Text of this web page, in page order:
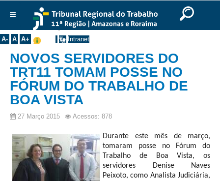
Ir para o rodapé
English
Português Español
A- A A+ Intranet
Institucional
Histórico
Presidência
Corregedoria
Composição
Desembargadores
Seções Especializadas
Turmas
Varas do Trabalho
Juízes Manaus
Você está aqui:Início >> Notícias
NOVOS SERVIDORES DO
TRT11 TOMAM POSSE NO
FÓRUM DO TRABALHO DE
BOA VISTA
27 Março 2015 Acessos: 878
Durante este mês de março,
tomaram posse no Fórum do
Trabalho de Boa Vista, os
servidores Denise Naves
Peixoto, como Analista Judiciária,